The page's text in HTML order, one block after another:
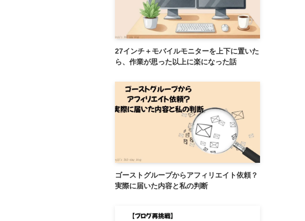
27インチ＋モバイルモニターを上下に置いた
ら、作業が思った以上に楽になった話
ゴーストグループからアフィリエイト依頼？
実際に届いた内容と私の判断